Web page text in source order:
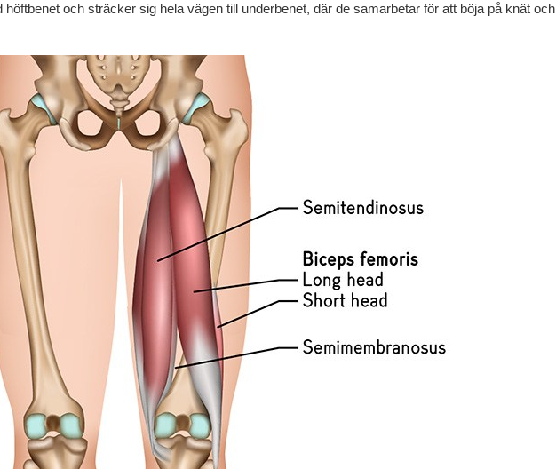
och sträcker sig hela vägen till underbenet, där de samarbetar för att böja på knät